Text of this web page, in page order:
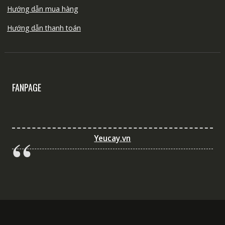
Hướng dẫn mua hàng
Hướng dẫn thanh toán
FANPAGE
Yeucay.vn